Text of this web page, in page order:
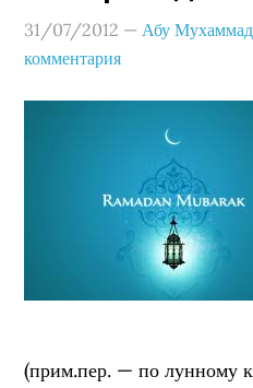
31/07/2012 —Абу
комментария
(прим.пер. — по лунному